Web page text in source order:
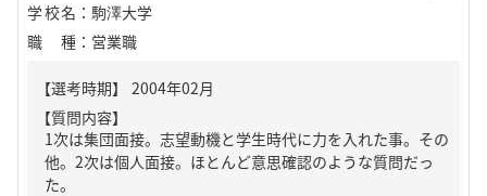
学校名 ： 駒澤大学
職種 ： 営業職
【質問内容】
1次は集団面接。志望動機と学生時代に力を入れた事。その
他。2次は個人面接。ほとんど意思確認のような質問だっ
た。